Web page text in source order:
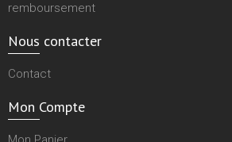
remboursement
Nous contacter
Contact
Mon Compte